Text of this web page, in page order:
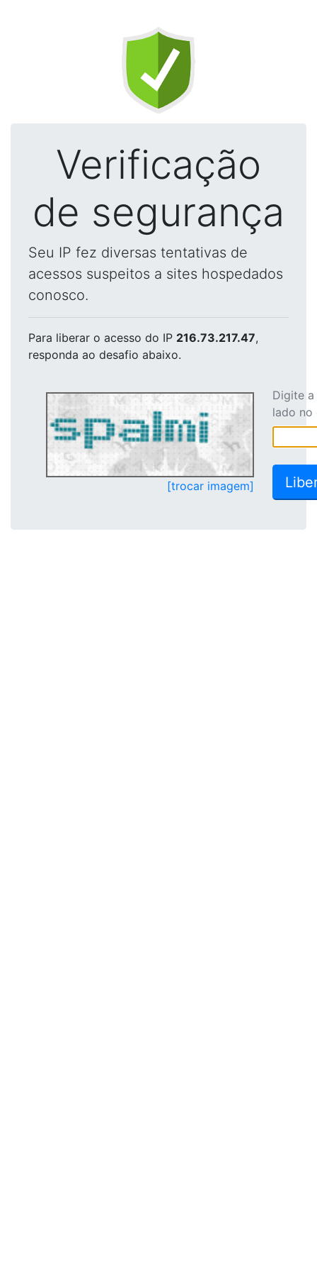
Verificação
de segurança
Seu IP fez diversas tentativas de
acessos suspeitos a sites hospedados
conosco.
Para liberar o acesso do IP 216.73.217.47,
responda ao desafio abaixo.
[trocar imagem]
Digite
lado no